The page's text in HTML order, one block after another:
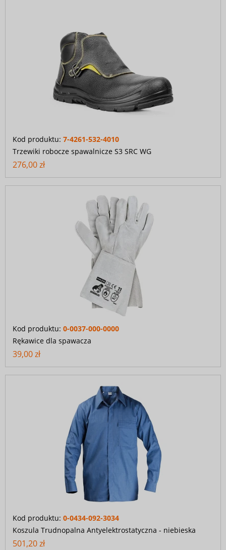
Kod produktu: 7-4261-532-4010
Trzewiki robocze spawalnicze S3 SRC WG
276,00 zł
Kod produktu: 0-0037-000-0000
Rękawice dla spawacza
39,00 zł
Kod produktu: 0-0434-092-3034
Koszula Trudnopalna Antyelektrostatyczna - niebieska
501,20 zł